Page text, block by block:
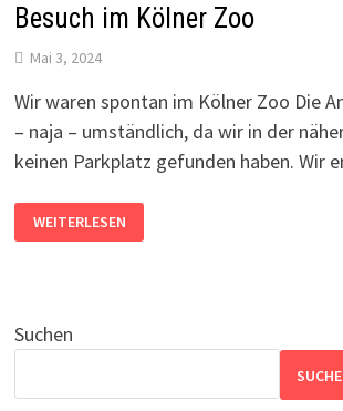
Besuch im Kölner Zoo
Mai 3, 2024
Wir waren spontan im Kölner Zoo Die
– naja – umständlich, da wir in der
keinen Parkplatz gefunden haben. Wir
BESUCH
IM
KÖLNER
WEITERLESEN
Suchen